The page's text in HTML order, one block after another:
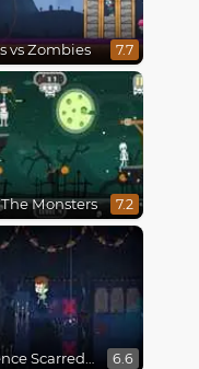
vs Zombies 7.7
Monsters 7.2
Clarence Scarred Silly 6.6